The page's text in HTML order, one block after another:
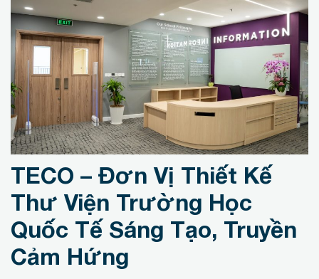
TECO – Đơn Vị Thiết Kế
Thư Viện Trường Học
Quốc Tế Sáng Tạo, Truyền
Cảm Hứng